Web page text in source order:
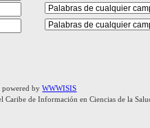
powered byWWWISIS
de Información en Ciencias de la